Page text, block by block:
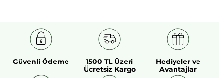
#HerşeyiAçıklıyoruz
* Doğal içerikler
* Diğer içerikler
Güvenli Ödeme
1500 TL Üzeri
Ücretsiz Kargo
Hediyeler ve
Avantajlar